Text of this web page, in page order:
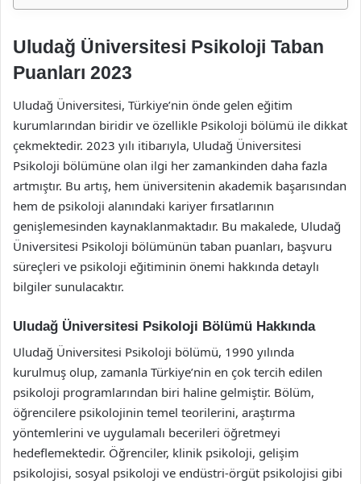
Uludağ Üniversitesi Psikoloji Taban
Puanları 2023
Uludağ Üniversitesi, Türkiye’nin önde gelen eğitim
kurumlarından biridir ve özellikle Psikoloji bölümü ile dikkat
çekmektedir. 2023 yılı itibarıyla, Uludağ Üniversitesi
Psikoloji bölümüne olan ilgi her zamankinden daha fazla
artmıştır. Bu artış, hem üniversitenin akademik başarısından
hem de psikoloji alanındaki kariyer fırsatlarının
genişlemesinden kaynaklanmaktadır. Bu makalede, Uludağ
Üniversitesi Psikoloji bölümünün taban puanları, başvuru
süreçleri ve psikoloji eğitiminin önemi hakkında detaylı
bilgiler sunulacaktır.
Uludağ Üniversitesi Psikoloji Bölümü Hakkında
Uludağ Üniversitesi Psikoloji bölümü, 1990 yılında
kurulmuş olup, zamanla Türkiye’nin en çok tercih edilen
psikoloji programlarından biri haline gelmiştir. Bölüm,
öğrencilere psikolojinin temel teorilerini, araştırma
yöntemlerini ve uygulamalı becerileri öğretmeyi
hedeflemektedir. Öğrenciler, klinik psikoloji, gelişim
psikolojisi, sosyal psikoloji ve endüstri-örgüt psikolojisi gibi